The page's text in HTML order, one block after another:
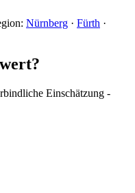
Nürnberg · Fürth ·
Einschätzung -